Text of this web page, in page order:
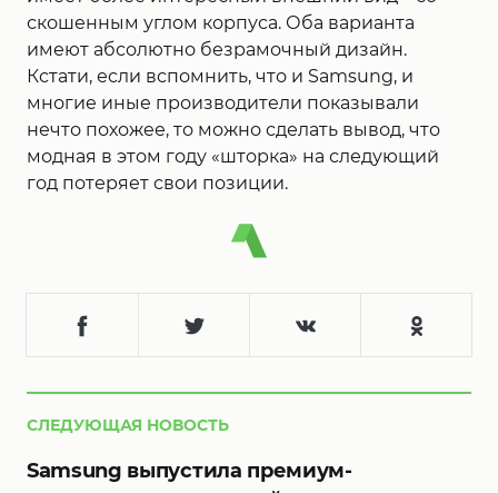
скошенным углом корпуса. Оба варианта
имеют абсолютно безрамочный дизайн.
Кстати, если вспомнить, что и Samsung, и
многие иные производители показывали
нечто похожее, то можно сделать вывод, что
модная в этом году «шторка» на следующий
год потеряет свои позиции.
СЛЕДУЮЩАЯ НОВОСТЬ
Samsung выпустила премиум-